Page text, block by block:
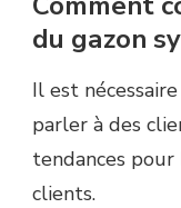
du gazon
Il est
parler à des
tendances
clients.